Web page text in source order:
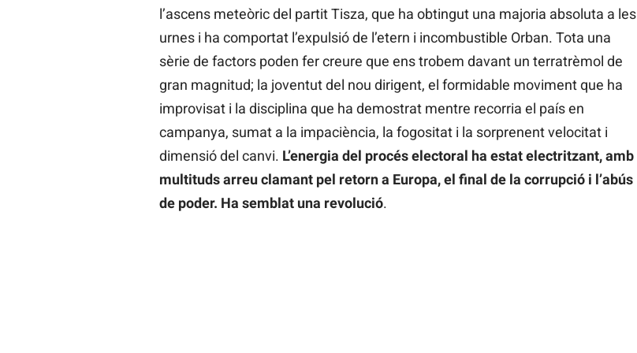
l’ascens meteòric del partit Tisza, que ha obtingut una majoria absoluta a les
urnes i ha comportat l’expulsió de l’etern i incombustible Orban. Tota una
sèrie de factors poden fer creure que ens trobem davant un terratrèmol de
gran magnitud; la joventut del nou dirigent, el formidable moviment que ha
improvisat i la disciplina que ha demostrat mentre recorria el país en
campanya, sumat a la impaciència, la fogositat i la sorprenent velocitat i
dimensió del canvi. L’energia del procés electoral ha estat electritzant, amb
multituds arreu clamant pel retorn a Europa, el final de la corrupció i l’abús
de poder. Ha semblat una revolució.